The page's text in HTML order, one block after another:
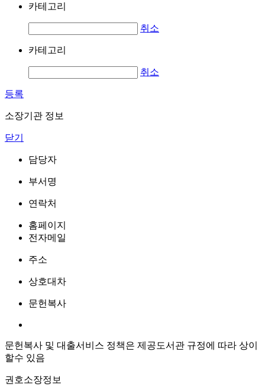
카테고리
취소
카테고리
취소
등록
소장기관 정보
닫기
담당자
부서명
연락처
홈페이지
전자메일
주소
상호대차
문헌복사
문헌복사 및 대출서비스 정책은 제공도서관 규정에 따라 상이
할수 있음
권호소장정보